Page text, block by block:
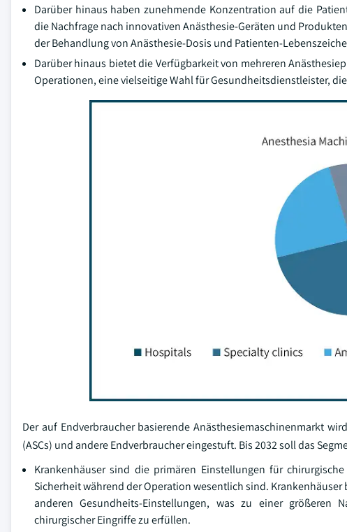
Darüber hinaus haben zunehmende Konzentration auf die
die Nachfrage nach innovativen Anästhesie-Geräten und
der Behandlung von Anästhesie-Dosis und Patienten-
Darüber hinaus bietet die Verfügbarkeit von mehreren
Operationen, eine vielseitige Wahl für Gesundheitsdienstleister,
Der auf Endverbraucher basierende Anästhesiemaschinenmarkt
(ASCs) und andere Endverbraucher eingestuft. Bis 2032 soll das
Krankenhäuser sind die primären Einstellungen für
Sicherheit während der Operation wesentlich sind.
anderen Gesundheits-Einstellungen, was zu einer größeren
chirurgischer Eingriffe zu erfüllen.